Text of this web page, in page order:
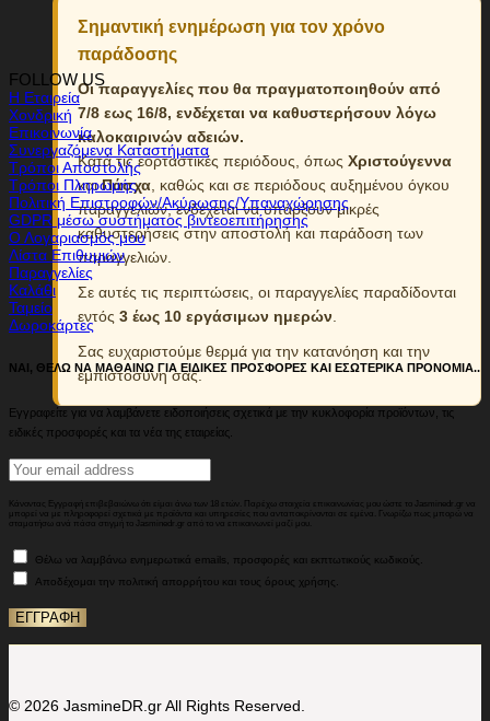
Σημαντική ενημέρωση για τον χρόνο
παράδοσης
Οι παραγγελίες που θα πραγματοποιηθούν από
7/8 εως 16/8, ενδέχεται να καθυστερήσουν λόγω
καλοκαιρινών αδειών.
Κατά τις εορταστικές περιόδους, όπως Χριστούγεννα
καιΠάσχα , καθώς και σε περιόδους αυξημένου όγκου
παραγγελιών, ενδέχεται να υπάρξουν μικρές
καθυστερήσεις στην αποστολή και παράδοση των
παραγγελιών.
Σε αυτές τις περιπτώσεις, οι παραγγελίες παραδίδονται
εντός 3 έως 10 εργάσιμων ημερών
Σας ευχαριστούμε θερμά για την κατανόηση και την
εμπιστοσύνη σας.
FOLLOW US
Η Εταιρεία
Χονδρική
Επικοινωνία
Συνεργαζόμενα Καταστήματα
Τρόποι Αποστολής
Τρόποι Πληρωμής
Πολιτική Επιστροφών/Ακύρωσης/Υπαναχώρησης
GDPR μέσω συστήματος βιντεοεπιτήρησης
Ο Λογαριασμός μου
Λίστα Επιθυμιών
Παραγγελίες
Καλάθι
Ταμείο
Δωροκάρτες
ΝΑΙ, ΘΕΛΩ ΝΑ ΜΑΘΑΙΝΩ ΓΙΑ ΕΙΔΙΚΕΣ ΠΡΟΣΦΟΡΕΣ ΚΑΙ ΕΣΩΤΕΡΙΚΑ ΠΡΟΝΟΜΙΑ..
Εγγραφείτε για να λαμβάνετε ειδοποιήσεις σχετικά με την κυκλοφορία προϊόντων, τις
ειδικές προσφορές και τα νέα της εταιρείας.
Κάνοντας Εγγραφή επιβεβαιώνω ότι είμαι άνω των 18 ετών. Παρέχω στοιχεία επικοινωνίας μου ώστε το Jasminedr.gr να
μπορεί να με πληροφορεί σχετικά με προϊόντα και υπηρεσίες που ανταποκρίνονται σε εμένα. Γνωρίζω πως μπορώ να
σταματήσω ανά πάσα στιγμή το Jasminedr.gr από το να επικοινωνεί μαζί μου.
Θέλω να λαμβάνω ενημερωτικά emails, προσφορές και εκπτωτικούς κωδικούς.
Αποδέχομαι την πολιτική απορρήτου και τους όρους χρήσης.
© 2026 JasmineDR.gr All Rights Reserved.